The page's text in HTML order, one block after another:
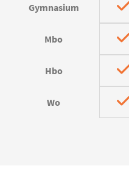
Gymnasium
Mbo
Hbo
Wo